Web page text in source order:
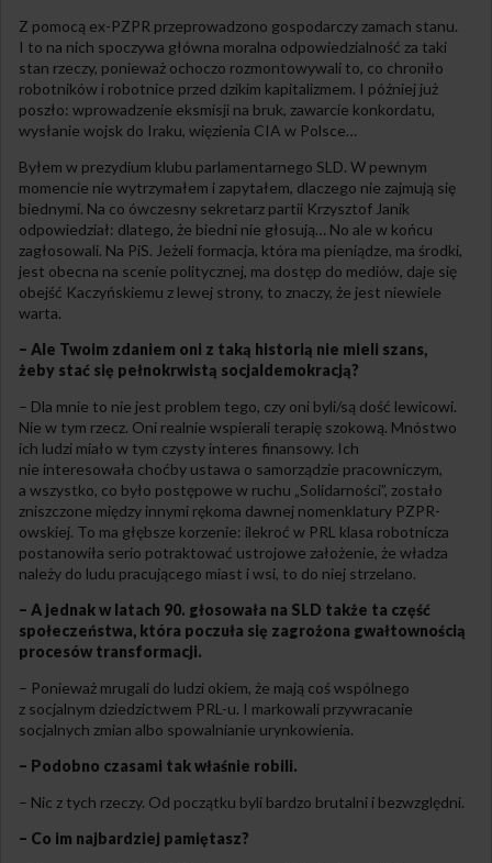
Z pomocą ex-PZPR przeprowadzono gospodarczy zamach stanu.
I to na nich spoczywa główna moralna odpowiedzialność za taki
stan rzeczy, ponieważ ochoczo rozmontowywali to, co chroniło
robotników i robotnice przed dzikim kapitalizmem. I później już
poszło: wprowadzenie eksmisji na bruk, zawarcie konkordatu,
wysłanie wojsk do Iraku, więzienia CIA w Polsce…
Byłem w prezydium klubu parlamentarnego SLD. W pewnym
momencie nie wytrzymałem i zapytałem, dlaczego nie zajmują się
biednymi. Na co ówczesny sekretarz partii Krzysztof Janik
odpowiedział: dlatego, że biedni nie głosują… No ale w końcu
zagłosowali. Na PiS. Jeżeli formacja, która ma pieniądze, ma środki,
jest obecna na scenie politycznej, ma dostęp do mediów, daje się
obejść Kaczyńskiemu z lewej strony, to znaczy, że jest niewiele
warta.
– Ale Twoim zdaniem oni z taką historią nie mieli szans,
żeby stać się pełnokrwistą socjaldemokracją?
– Dla mnie to nie jest problem tego, czy oni byli/są dość lewicowi.
Nie w tym rzecz. Oni realnie wspierali terapię szokową. Mnóstwo
ich ludzi miało w tym czysty interes finansowy. Ich
nie interesowała choćby ustawa o samorządzie pracowniczym,
a wszystko, co było postępowe w ruchu „Solidarności”, zostało
zniszczone między innymi rękoma dawnej nomenklatury PZPR-
owskiej. To ma głębsze korzenie: ilekroć w PRL klasa robotnicza
postanowiła serio potraktować ustrojowe założenie, że władza
należy do ludu pracującego miast i wsi, to do niej strzelano.
– A jednak w latach 90. głosowała na SLD także ta część
społeczeństwa, która poczuła się zagrożona gwałtownością
procesów transformacji.
– Ponieważ mrugali do ludzi okiem, że mają coś wspólnego
z socjalnym dziedzictwem PRL-u. I markowali przywracanie
socjalnych zmian albo spowalnianie urynkowienia.
– Podobno czasami tak właśnie robili.
– Nic z tych rzeczy. Od początku byli bardzo brutalni i bezwzględni.
– Co im najbardziej pamiętasz?